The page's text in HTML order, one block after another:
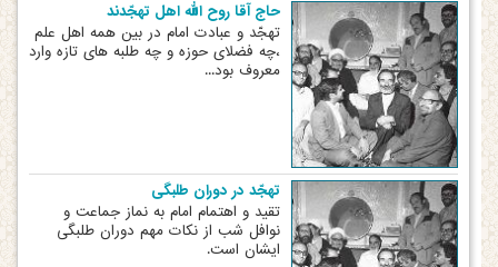
حاج آقا روح الله اهل تهجّدند
تهجّد و عبادت امام در بین همه اهل علم
،چه فضلای حوزه و چه طلبه های تازه وارد
معروف بود...
تهجّد در دوران طلبگی
تقید و اهتمام امام به نماز جماعت و
نوافل شب از نکات مهم دوران طلبگی
ایشان است.